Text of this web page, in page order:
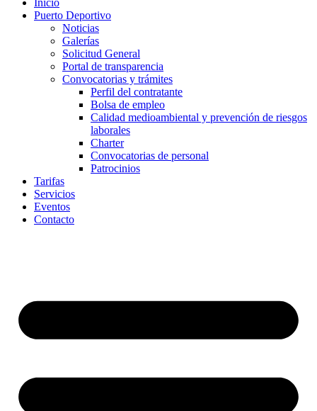
Inicio
Puerto Deportivo
Noticias
Galerías
Solicitud General
Portal de transparencia
Convocatorias y trámites
Perfil del contratante
Bolsa de empleo
Calidad medioambiental y prevención de riesgos
laborales
Charter
Convocatorias de personal
Patrocinios
Tarifas
Servicios
Eventos
Contacto